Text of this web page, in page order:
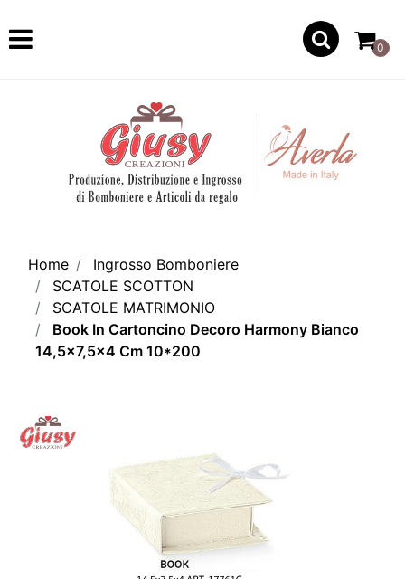
Open
0
Home
Ingrosso Bomboniere
SCATOLE SCOTTON
SCATOLE MATRIMONIO
Book In Cartoncino Decoro Harmony Bianco
14,5x7,5x4 Cm 10*200